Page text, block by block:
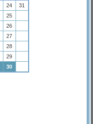
24
31
25
26
27
28
29
30